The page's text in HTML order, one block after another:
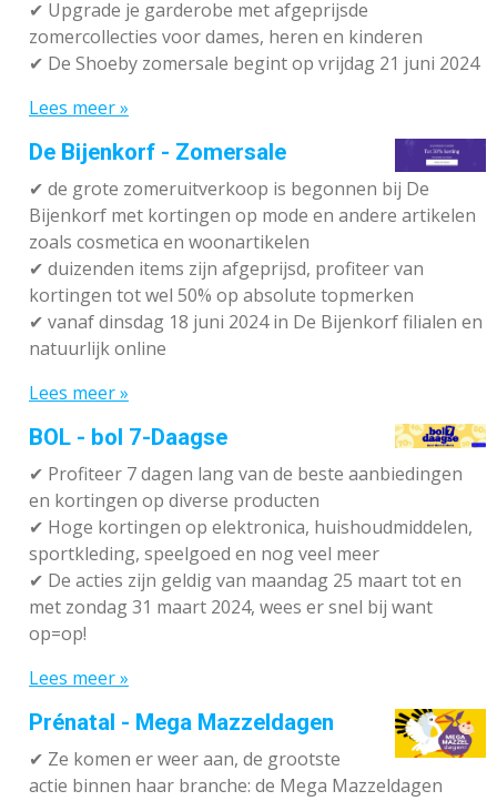
✔ Upgrade je garderobe met afgeprijsde
zomercollecties voor dames, heren en kinderen
✔ De Shoeby zomersale begint op vrijdag 21 juni 2024
Lees meer »
De Bijenkorf - Zomersale
✔ de grote zomeruitverkoop is begonnen bij De
Bijenkorf met kortingen op mode en andere artikelen
zoals cosmetica en woonartikelen
✔ duizenden items zijn afgeprijsd, profiteer van
kortingen tot wel 50% op absolute topmerken
✔ vanaf dinsdag 18 juni 2024 in De Bijenkorf filialen en
natuurlijk online
Lees meer »
BOL - bol 7-Daagse
✔ Profiteer 7 dagen lang van de beste aanbiedingen
en kortingen op diverse producten
✔ Hoge kortingen op elektronica, huishoudmiddelen,
sportkleding, speelgoed en nog veel meer
✔ De acties zijn geldig van maandag 25 maart tot en
met zondag 31 maart 2024, wees er snel bij want
op=op!
Lees meer »
Prénatal - Mega Mazzeldagen
✔ Ze komen er weer aan, de grootste
actie binnen haar branche: de Mega Mazzeldagen